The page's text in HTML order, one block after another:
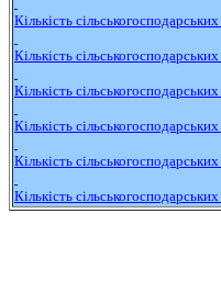
Кількість сільськогосподарських
Кількість сільськогосподарських
Кількість сільськогосподарських
Кількість сільськогосподарських
Кількість сільськогосподарських
Кількість сільськогосподарських